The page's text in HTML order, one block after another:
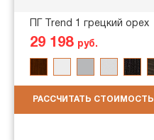
ПГ Trend 1 грецкий орех
29 198 руб.
РАССЧИТАТЬ СТОИМОСТЬ